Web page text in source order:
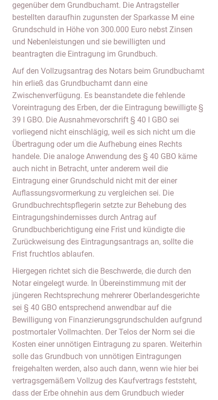
gegenüber dem Grundbuchamt. Die Antragsteller
bestellten daraufhin zugunsten der Sparkasse M eine
Grundschuld in Höhe von 300.000 Euro nebst Zinsen
und Nebenleistungen und sie bewilligten und
beantragten die Eintragung im Grundbuch.
Auf den Vollzugsantrag des Notars beim Grundbuchamt
hin erließ das Grundbuchamt dann eine
Zwischenverfügung. Es beanstandete die fehlende
Voreintragung des Erben, der die Eintragung bewilligte §
39 I GBO. Die Ausnahmevorschrift § 40 I GBO sei
vorliegend nicht einschlägig, weil es sich nicht um die
Übertragung oder um die Aufhebung eines Rechts
handele. Die analoge Anwendung des § 40 GBO käme
auch nicht in Betracht, unter anderem weil die
Eintragung einer Grundschuld nicht mit der einer
Auflassungsvormerkung zu vergleichen sei. Die
Grundbuchrechtspflegerin setzte zur Behebung des
Eintragungshindernisses durch Antrag auf
Grundbuchberichtigung eine Frist und kündigte die
Zurückweisung des Eintragungsantrags an, sollte die
Frist fruchtlos ablaufen.
Hiergegen richtet sich die Beschwerde, die durch den
Notar eingelegt wurde. In Übereinstimmung mit der
jüngeren Rechtsprechung mehrerer Oberlandesgerichte
sei § 40 GBO entsprechend anwendbar auf die
Bewilligung von Finanzierungsgrundschulden aufgrund
postmortaler Vollmachten. Der Telos der Norm sei die
Kosten einer unnötigen Eintragung zu sparen. Weiterhin
solle das Grundbuch von unnötigen Eintragungen
freigehalten werden, also auch dann, wenn wie hier bei
vertragsgemäßem Vollzug des Kaufvertrags feststeht,
dass der Erbe ohnehin aus dem Grundbuch wieder